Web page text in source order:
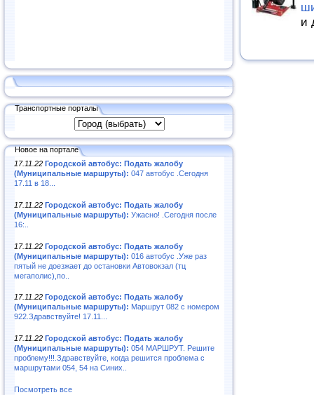
Транспортные порталы
Новое на портале
17.11.22 Городской автобус: Подать жалобу
(Муниципальные маршруты): 047 автобус .Сегодня
17.11 в 18...
17.11.22 Городской автобус: Подать жалобу
(Муниципальные маршруты): Ужасно! .Сегодня после
16:..
17.11.22 Городской автобус: Подать жалобу
(Муниципальные маршруты): 016 автобус .Уже раз
пятый не доезжает до остановки Автовокзал (тц
мегаполис),по..
17.11.22 Городской автобус: Подать жалобу
(Муниципальные маршруты): Маршрут 082 с номером
922.Здравствуйте! 17.11...
17.11.22 Городской автобус: Подать жалобу
(Муниципальные маршруты): 054 МАРШРУТ. Решите
проблему!!!.Здравствуйте, когда решится проблема с
маршрутами 054, 54 на Синих..
Посмотреть все
и